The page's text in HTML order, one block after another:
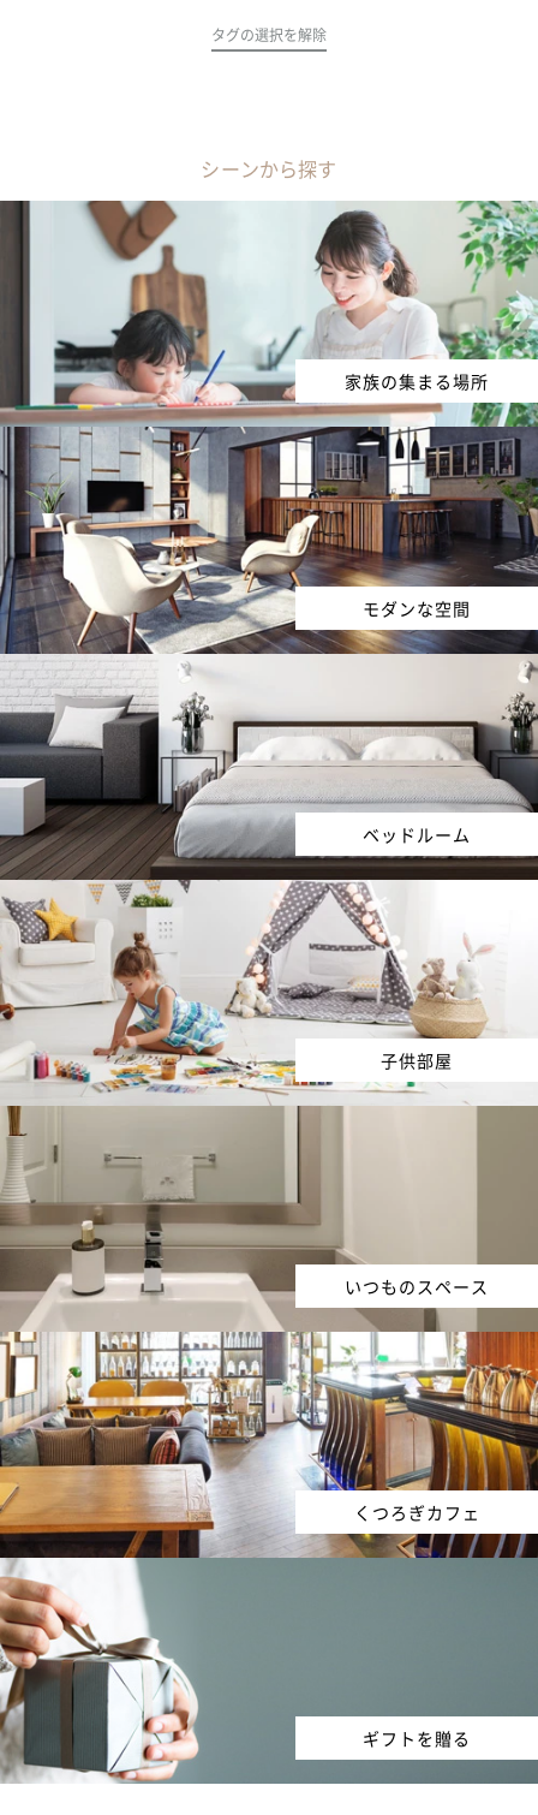
タグの選択を解除
シーンから探す
家族の集まる場所
モダンな空間
ベッドルーム
子供部屋
いつものスペース
くつろぎカフェ
ギフトを贈る